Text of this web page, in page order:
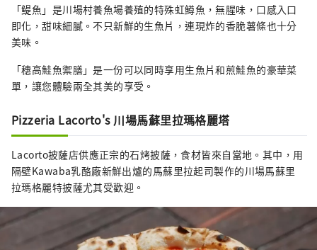
「鳀魚」是川場村養魚場養殖的特殊虹鱒魚，無腥味，口感入口
即化，甜味細膩。不只新鮮的生魚片，連現炸的香脆薯條也十分
美味。
「穗高鮭魚禦膳」是一份可以同時享用生魚片和煎鮭魚的豪華菜
單，讓您體驗兩全其美的享受。
Pizzeria Lacorto's 川場馬蘇里拉瑪格麗塔
Lacorto披薩店供應正宗的石烤披薩，食材皆來自當地。其中，用
隔壁Kawaba乳酪廠新鮮出爐的馬蘇里拉起司製作的川場馬蘇里
拉瑪格麗特披薩尤其受歡迎。